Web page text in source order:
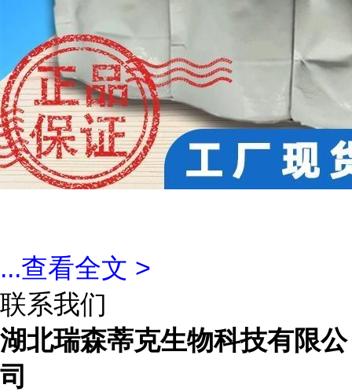
...查看全文 >
联系我们
湖北瑞森蒂克生物科技有限公
司